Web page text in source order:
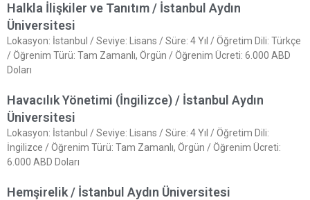
Halkla İlişkiler ve Tanıtım / İstanbul Aydın
Üniversitesi
Lokasyon: İstanbul / Seviye: Lisans / Süre: 4 Yıl / Öğretim Dili: Türkçe
/ Öğrenim Türü: Tam Zamanlı, Örgün / Öğrenim Ücreti: 6.000 ABD
Doları
Havacılık Yönetimi (İngilizce) / İstanbul Aydın
Üniversitesi
Lokasyon: İstanbul / Seviye: Lisans / Süre: 4 Yıl / Öğretim Dili:
İngilizce / Öğrenim Türü: Tam Zamanlı, Örgün / Öğrenim Ücreti:
6.000 ABD Doları
Hemşirelik / İstanbul Aydın Üniversitesi